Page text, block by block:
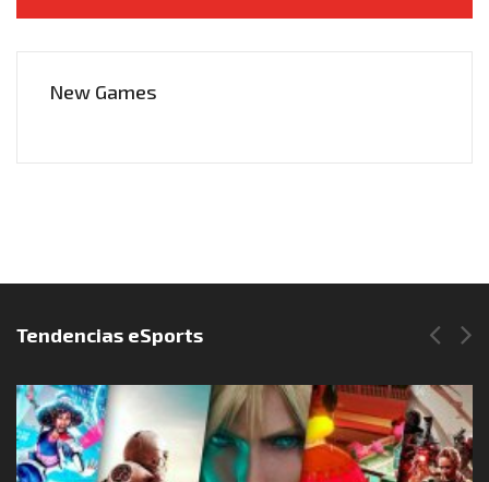
New Games
Síguenos en Instagram
Tendencias eSports